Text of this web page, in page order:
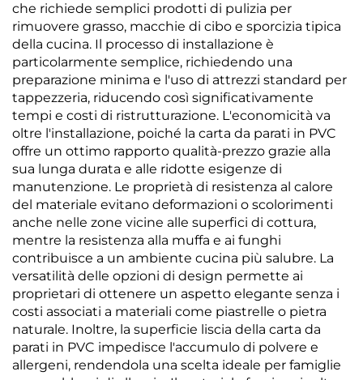
che richiede semplici prodotti di pulizia per
rimuovere grasso, macchie di cibo e sporcizia tipica
della cucina. Il processo di installazione è
particolarmente semplice, richiedendo una
preparazione minima e l'uso di attrezzi standard per
tappezzeria, riducendo così significativamente
tempi e costi di ristrutturazione. L'economicità va
oltre l'installazione, poiché la carta da parati in PVC
offre un ottimo rapporto qualità-prezzo grazie alla
sua lunga durata e alle ridotte esigenze di
manutenzione. Le proprietà di resistenza al calore
del materiale evitano deformazioni o scolorimenti
anche nelle zone vicine alle superfici di cottura,
mentre la resistenza alla muffa e ai funghi
contribuisce a un ambiente cucina più salubre. La
versatilità delle opzioni di design permette ai
proprietari di ottenere un aspetto elegante senza i
costi associati a materiali come piastrelle o pietra
naturale. Inoltre, la superficie liscia della carta da
parati in PVC impedisce l'accumulo di polvere e
allergeni, rendendola una scelta ideale per famiglie